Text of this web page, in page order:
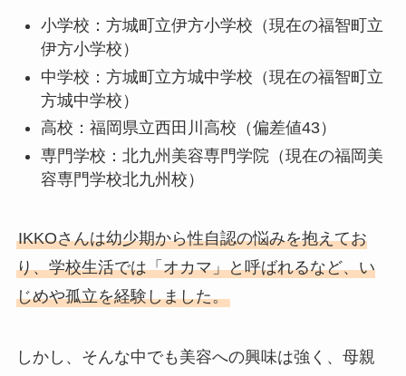
小学校：方城町立伊方小学校（現在の福智町立
伊方小学校）
中学校：方城町立方城中学校（現在の福智町立
方城中学校）
高校：福岡県立西田川高校（偏差値43）
専門学校：北九州美容専門学院（現在の福岡美
容専門学校北九州校）
IKKOさんは幼少期から性自認の悩みを抱えてお
り、学校生活では「オカマ」と呼ばれるなど、い
じめや孤立を経験しました。
しかし、そんな中でも美容への興味は強く、母親